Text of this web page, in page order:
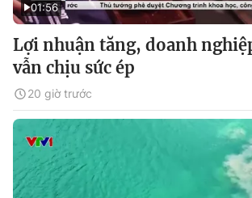
01:56
Lợi nhuận tăng, doanh
vẫn chịu sức ép
20 giờ trước